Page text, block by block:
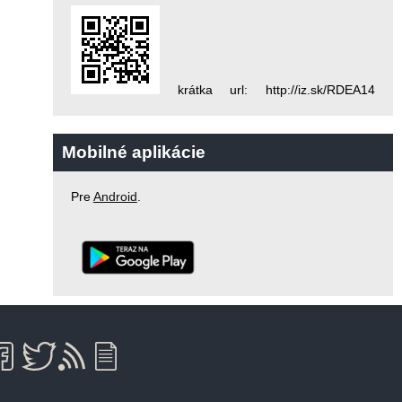
krátka url: http://iz.sk/RDEA14
Mobilné aplikácie
PreAndroid